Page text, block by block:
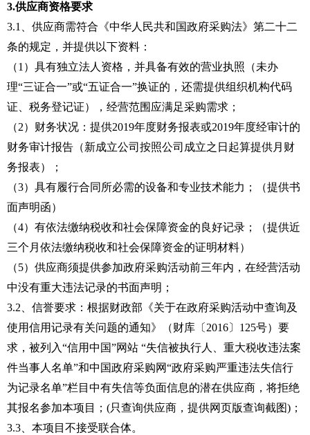
3.供应商资格要求
3.1、供应商需符合《中华人民共和国政府采购法》第二十二
条的规定，并提供以下资料：
（1） 具有独立法人资格，并具备有效的营业执照（未办
理“三证合一”或“五证合一”换证的，还需提供组织机构代码
证、税务登记证），经营范围应满足采购需求；
（2）财务状况：提供2019年度财务报表或2019年度经审计的
财务审计报告（新成立公司按照公司成立之日起算提供月财
务报表）；
（3）具有履行合同所必需的设备和专业技术能力 ； （提供书
面声明函）
（4）有依法缴纳税收和社会保障资金的良好记录 ；（提供近
三个月依法缴纳税收和社会保障资金的证明材料）
（5）供应商须提供参加政府采购活动前三年内，在经营活动
中没有重大违法记录的书面声明；
3.2、 信誉要求： 根据财政部《关于在政府采购活动中查询及
使用信用记录有关问题的通知》（财库〔2016〕125号）要
求，被列入“信用中国”网站 “失信被执行人、重大税收违法案
件当事人名单”和中国政府采购网“政府采购严重违法失信行
为记录名单”栏目中有失信等负面信息的潜在供应商，将拒绝
其报名参加本项目；(只查询供应商，提供网页版查询截图)；
3.3、本项目不接受联合体。